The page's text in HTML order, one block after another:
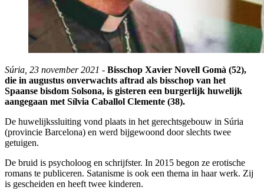
Súria, 23 november 2021 - Bisschop Xavier Novell Gomà (52),
die in augustus onverwachts aftrad als bisschop van het
Spaanse bisdom Solsona, is gisteren een burgerlijk huwelijk
aangegaan met Sílvia Caballol Clemente (38).
De huwelijkssluiting vond plaats in het gerechtsgebouw in Súria
(provincie Barcelona) en werd bijgewoond door slechts twee
getuigen.
De bruid is psycholoog en schrijfster. In 2015 begon ze erotische
romans te publiceren. Satanisme is ook een thema in haar werk. Zij
is gescheiden en heeft twee kinderen.